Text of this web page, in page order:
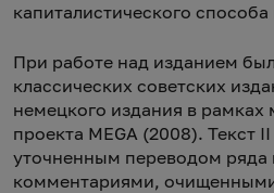
капиталистического
При работе над изданием
классических советских
немецкого издания в
проекта MEGA (2008). Текст
уточненным переводом ряда
комментариями,